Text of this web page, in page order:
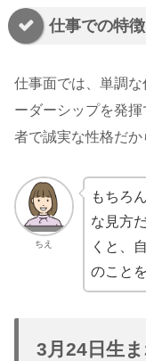
仕事での特徴
仕事面では、単調
ーダーシップを発
者で誠実な性格だか
ちえ
もちろ
な見方
くと、
のこと
3月24日生